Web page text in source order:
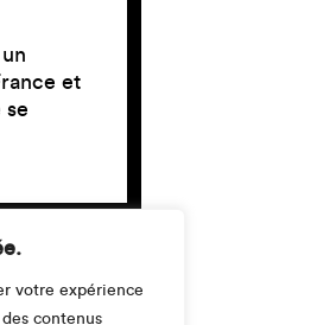
votre expérience
contenus
et
se